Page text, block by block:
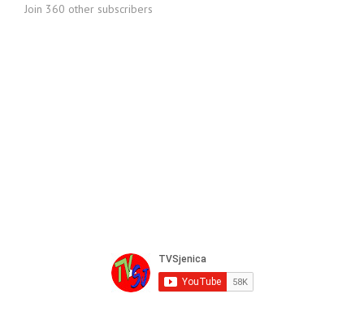
Join 360 other subscribers